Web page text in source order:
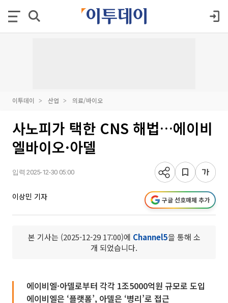
이투데이 산업 의료/바이오
사노피가 택한 CNS 해법…에이비
엘바이오·아델
입력 2025-12-30 05:00
이상민 기자 구글 선호매체 추가
본 기사는 (2025-12-29 17:00)에 Channel5을 통해 소
개 되었습니다.
에이비엘·아델로부터 각각 1조5000억원 규모로 도입
에이비엘은 ‘플랫폼’, 아델은 ‘병리’로 접근